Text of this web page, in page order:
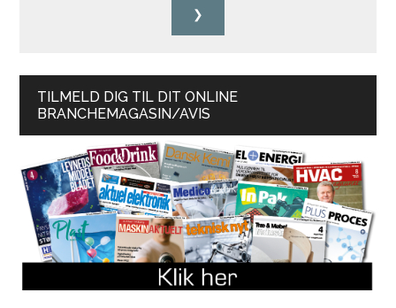
TILMELD DIG TIL DIT ONLINE
BRANCHEMAGASIN/AVIS